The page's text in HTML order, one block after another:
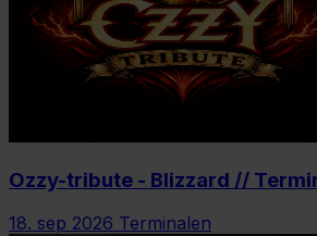
Ozzy-tribute - Blizzard //
18. sep 2026 Terminalen